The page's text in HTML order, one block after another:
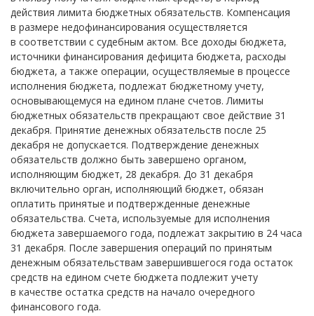
действия лимита бюджетных обязательств. Компенсация
в размере недофинансирования осуществляется
в соответствии с судебным актом. Все доходы бюджета,
источники финансирования дефицита бюджета, расходы
бюджета, а также операции, осуществляемые в процессе
исполнения бюджета, подлежат бюджетному учету,
основывающемуся на едином плане счетов. Лимиты
бюджетных обязательств прекращают свое действие 31
декабря. Принятие денежных обязательств после 25
декабря не допускается. Подтверждение денежных
обязательств должно быть завершено органом,
исполняющим бюджет, 28 декабря. До 31 декабря
включительно орган, исполняющий бюджет, обязан
оплатить принятые и подтвержденные денежные
обязательства. Счета, используемые для исполнения
бюджета завершаемого года, подлежат закрытию в 24 часа
31 декабря. После завершения операций по принятым
денежным обязательствам завершившегося года остаток
средств на едином счете бюджета подлежит учету
в качестве остатка средств на начало очередного
финансового года.